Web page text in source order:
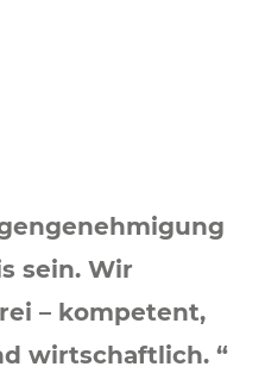
sein. Wir
– kompetent,
wirtschaftlich. “